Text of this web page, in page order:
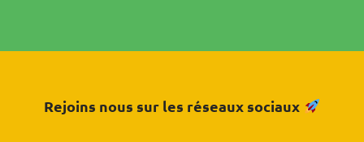
Rejoins nous sur les réseaux sociaux